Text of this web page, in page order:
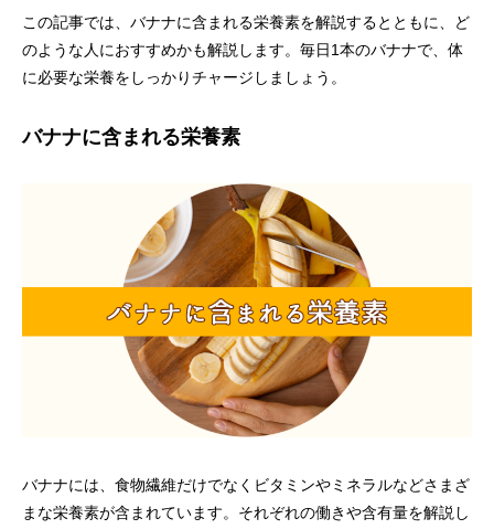
この記事では、バナナに含まれる栄養素を解説するとともに、ど
のような人におすすめかも解説します。毎日1本のバナナで、体
に必要な栄養をしっかりチャージしましょう。
バナナに含まれる栄養素
バナナには、食物繊維だけでなくビタミンやミネラルなどさまざ
まな栄養素が含まれています。それぞれの働きや含有量を解説し